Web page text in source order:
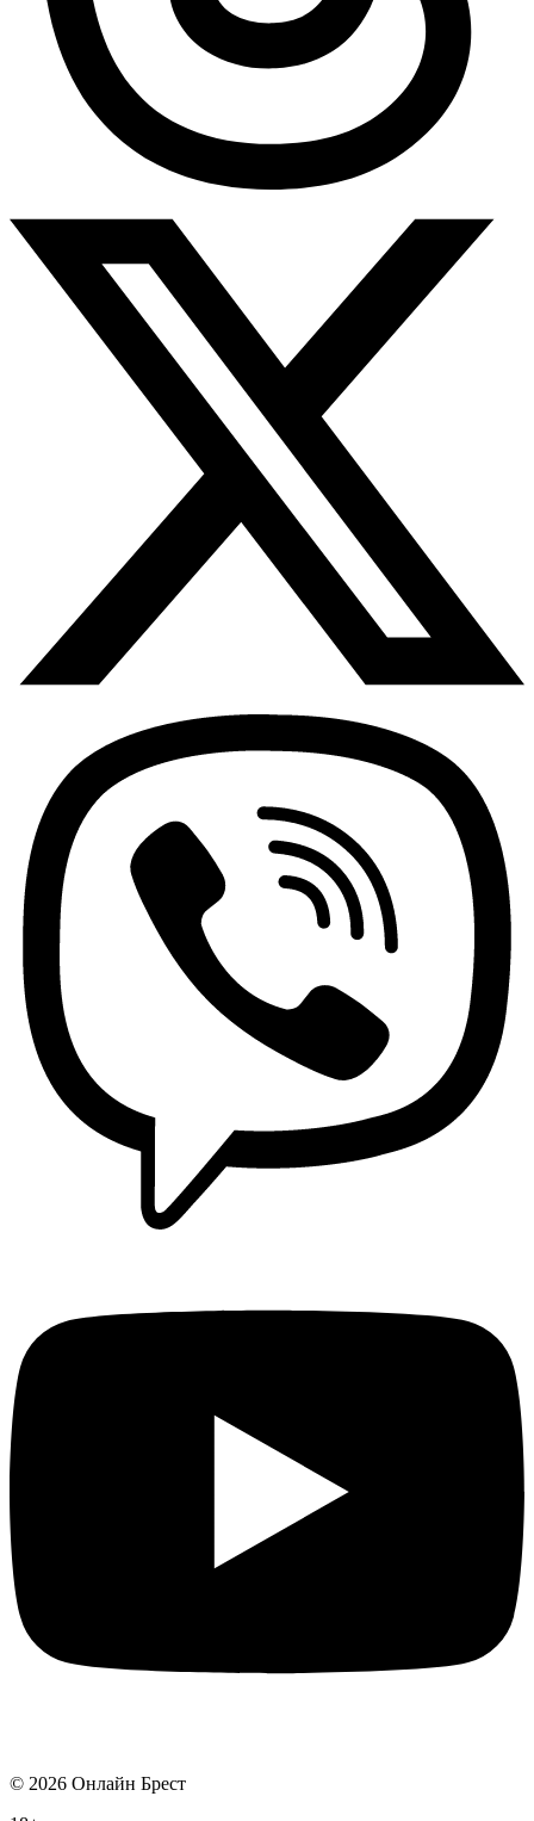
© 2026 Онлайн Брест